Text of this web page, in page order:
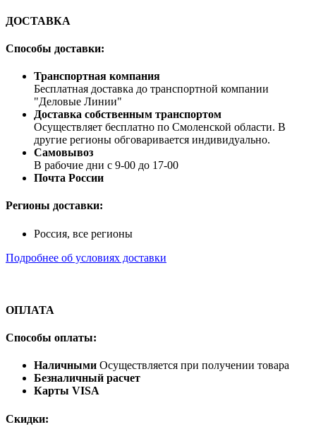
ДОСТАВКА
Способы доставки:
Транспортная компания
Бесплатная доставка до транспортной компании
"Деловые Линии"
Доставка собственным транспортом
Осуществляет бесплатно по Смоленской области. В
другие регионы обговаривается индивидуально.
Самовывоз
В рабочие дни с 9-00 до 17-00
Почта России
Регионы доставки:
Россия, все регионы
Подробнее об условиях доставки
ОПЛАТА
Способы оплаты:
Наличными Осуществляется при получении товара
Безналичный расчет
Карты VISA
Скидки: